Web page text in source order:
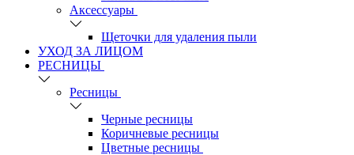
Аксессуары
Щеточки для удаления пыли
УХОД ЗА ЛИЦОМ
РЕСНИЦЫ
Ресницы
Черные ресницы
Коричневые ресницы
Цветные ресницы